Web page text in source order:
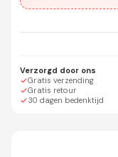
Verzorgd door ons
Gratis verzending
Gratis retour
30 dagen bedenktijd